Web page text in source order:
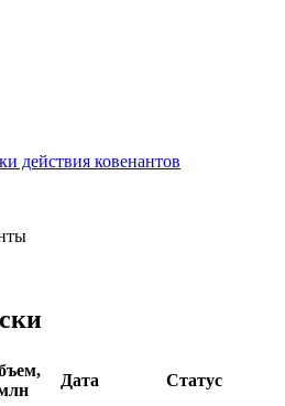
действия ковенантов
Дата
Статус